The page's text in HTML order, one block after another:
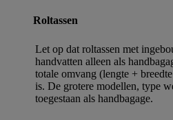
Roltassen
Let op dat roltassen met
handvatten alleen als
totale omvang (lengte +
is. De grotere modellen, type
toegestaan als handbagage.